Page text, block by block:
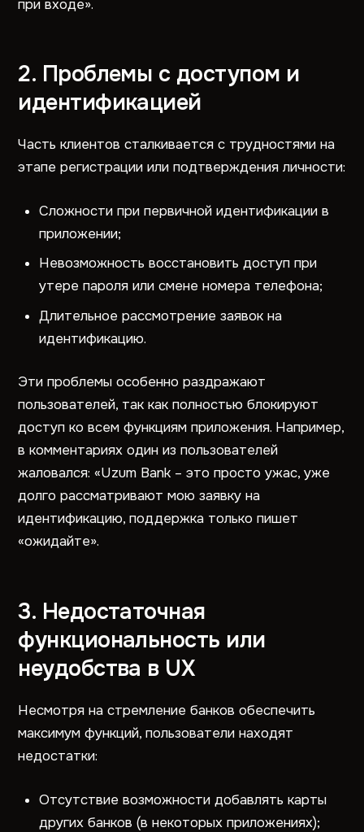
при входе».
2. Проблемы с доступом и
идентификацией
Часть клиентов сталкивается с трудностями на
этапе регистрации или подтверждения личности:
Сложности при первичной идентификации в
приложении;
Невозможность восстановить доступ при
утере пароля или смене номера телефона;
Длительное рассмотрение заявок на
идентификацию.
Эти проблемы особенно раздражают
пользователей, так как полностью блокируют
доступ ко всем функциям приложения. Например,
в комментариях один из пользователей
жаловался: «Uzum Bank – это просто ужас, уже
долго рассматривают мою заявку на
идентификацию, поддержка только пишет
«ожидайте».
3. Недостаточная
функциональность или
неудобства в UX
Несмотря на стремление банков обеспечить
максимум функций, пользователи находят
недостатки:
Отсутствие возможности добавлять карты
других банков (в некоторых приложениях);